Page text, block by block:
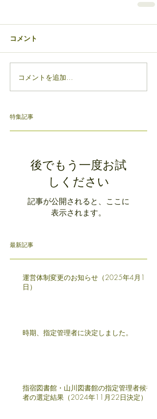
コメント
コメントを追加…
特集記事
後でもう一度お試
しください
記事が公開されると、ここに
表示されます。
最新記事
運営体制変更のお知らせ（2025年4月1
日）
時期、指定管理者に決定しました。
指宿図書館・山川図書館の指定管理者候補
者の選定結果（2024年11月22日決定）